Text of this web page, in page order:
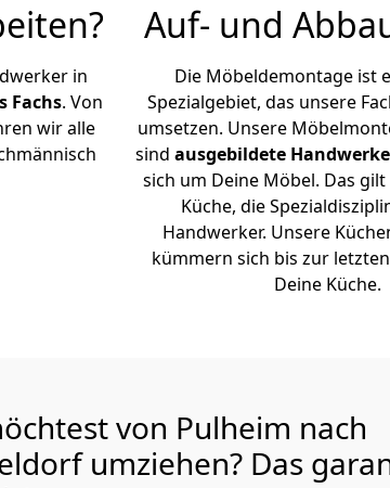
in
Fachs. Von
wir alle
Auf- und
Die Möbeldemontage ist
Spezialgebiet, das unsere
umsetzen. Unsere
sind ausgebildete
sich um Deine Möbel. Das
Küche, die
Handwerker. Unsere
kümmern sich bis zur
Deine Küche.
von Pulheim nach
umziehen? Das